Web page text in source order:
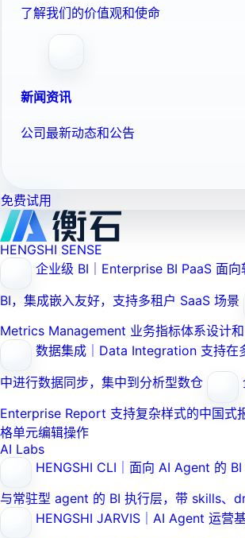
了解我们的价值观和使命
新闻资讯
公司最新动态和公告
免费试用
HENGSHI SENSE
企业级 BI｜Enterprise BI PaaS 面向
BI，集成嵌入友好，支持多租户 SaaS 场景
Metrics Management 业务指标体系设计
数据集成｜Data Integration 支持在
中进行数据同步，集中到分析型数仓
Enterprise Report 支持复杂样式的中国式
格单元编辑操作
AI Labs
HENGSHI CLI｜面向 AI Agent 的 BI
与常驻型 agent 的 BI 执行层，带 skills、
HENGSHI JARVIS｜AI Agent 运营